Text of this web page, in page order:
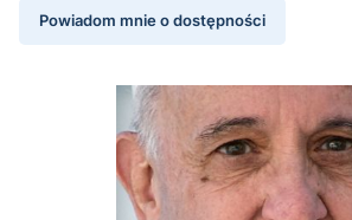
Powiadom mnie o dostępności